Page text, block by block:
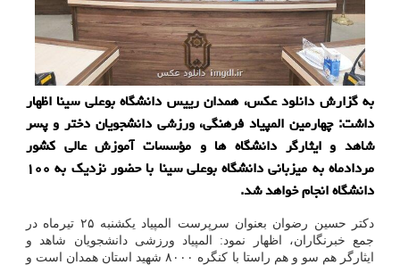
به گزارش دانلود عکس، همدان رییس دانشگاه بوعلی سینا اظهار
داشت: چهارمین المپیاد فرهنگی، ورزشی دانشجویان دختر و پسر
شاهد و ایثارگر دانشگاه ها و مؤسسات آموزش عالی کشور
مردادماه به میزبانی دانشگاه بوعلی سینا با حضور نزدیک به ۱۰۰
دانشگاه انجام خواهد شد.
دکتر حسین رضوان بعنوان سرپرست المپیاد یکشنبه ۲۵ تیرماه در
جمع خبرنگاران، اظهار نمود: المپیاد ورزشی دانشجویان شاهد و
ایثارگر هم سو و هم راستا با کنگره ۸۰۰۰ شهید استان همدان است و